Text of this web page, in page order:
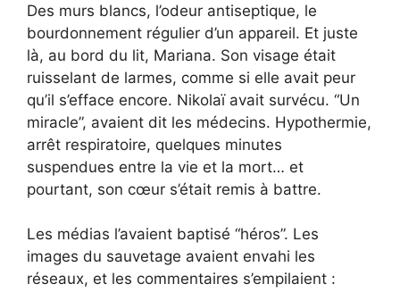
Des murs blancs, l’odeur antiseptique, le
bourdonnement régulier d’un appareil. Et juste
là, au bord du lit, Mariana. Son visage était
ruisselant de larmes, comme si elle avait peur
qu’il s’efface encore. Nikolaï avait survécu. “Un
miracle”, avaient dit les médecins. Hypothermie,
arrêt respiratoire, quelques minutes
suspendues entre la vie et la mort… et
pourtant, son cœur s’était remis à battre.
Les médias l’avaient baptisé “héros”. Les
images du sauvetage avaient envahi les
réseaux, et les commentaires s’empilaient :